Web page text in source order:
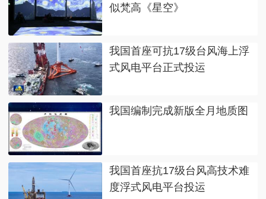
似梵高《星空》
我国首座可抗17级台风海上浮
式风电平台正式投运
我国编制完成新版全月地质图
我国首座抗17级台风高技术难
度浮式风电平台投运